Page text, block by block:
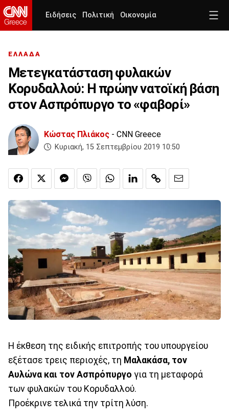
Ειδήσεις Πολιτική Οικονομία
ΕΛΛΑΔΑ
Μετεγκατάσταση φυλακών
Κορυδαλλού: Η πρώην νατοϊκή βάση
στον Ασπρόπυργο το «φαβορί»
Κώστας Πλιάκος - CNN Greece
Κυριακή, 15 Σεπτεμβρίου 2019 10:50
Η έκθεση της ειδικής επιτροπής του υπουργείου
εξέτασε τρεις περιοχές, τη Μαλακάσα, τον
Αυλώνα και τον Ασπρόπυργο για τη μεταφορά
των φυλακών του Κορυδαλλού.
Προέκρινε τελικά την τρίτη λύση.